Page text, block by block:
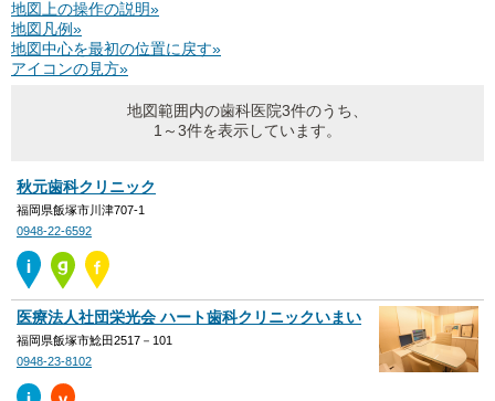
地図上の操作の説明»
地図凡例»
地図中心を最初の位置に戻す»
アイコンの見方»
地図範囲内の歯科医院3件のうち、
1～3件を表示しています。
秋元歯科クリニック
福岡県飯塚市川津707-1
0948-22-6592
医療法人社団栄光会 ハート歯科クリニックいまい
福岡県飯塚市鯰田2517－101
0948-23-8102